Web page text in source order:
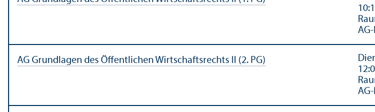
AG Grundlagen des Öffentlichen Wirtschafts­rechts II (2. PG)